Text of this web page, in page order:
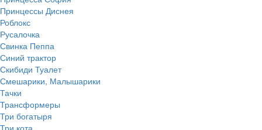
Принцессы Диснея
Роблокс
Русалочка
Свинка Пеппа
Синий трактор
Скибиди Туалет
Смешарики, Малышарики
Тачки
Трансформеры
Три богатыря